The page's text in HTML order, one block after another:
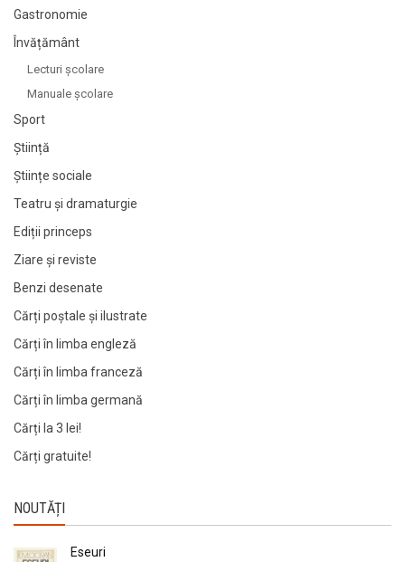
Gastronomie
Învățământ
Lecturi şcolare
Manuale şcolare
Sport
Știință
Științe sociale
Teatru și dramaturgie
Ediții princeps
Ziare şi reviste
Benzi desenate
Cărți poștale și ilustrate
Cărți în limba engleză
Cărți în limba franceză
Cărți în limba germană
Cărți la 3 lei!
Cărți gratuite!
NOUTĂȚI
Eseuri